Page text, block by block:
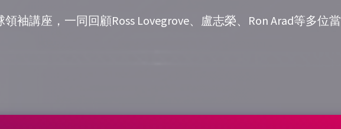
袖講座，一同回顧Ross Lovegrove、盧志榮、Ron Arad等多位